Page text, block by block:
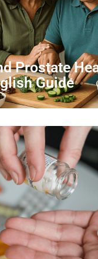
Prostate
Guide